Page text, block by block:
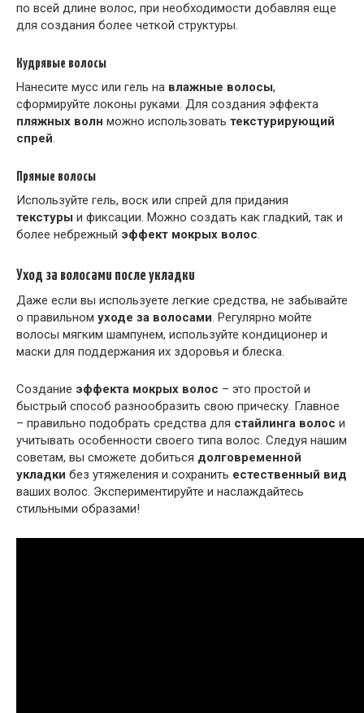
по всей длине волос, при необходимости добавляя еще
для создания более четкой структуры.
Кудрявые волосы
Нанесите мусс или гель на влажные волосы,
сформируйте локоны руками. Для создания эффекта
пляжных волн можно использовать текстурирующий
спрей.
Прямые волосы
Используйте гель, воск или спрей для придания
текстуры и фиксации. Можно создать как гладкий, так и
более небрежный эффект мокрых волос.
Уход за волосами после укладки
Даже если вы используете легкие средства, не забывайте
о правильном уходе за волосами. Регулярно мойте
волосы мягким шампунем, используйте кондиционер и
маски для поддержания их здоровья и блеска.
Создание эффекта мокрых волос – это простой и
быстрый способ разнообразить свою прическу. Главное
– правильно подобрать средства для стайлинга волос и
учитывать особенности своего типа волос. Следуя нашим
советам, вы сможете добиться долговременной
укладки без утяжеления и сохранить естественный вид
ваших волос. Экспериментируйте и наслаждайтесь
стильными образами!